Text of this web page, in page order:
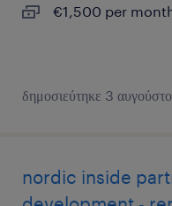
€1,500 per
δημοσιεύτηκε 3
nordic inside